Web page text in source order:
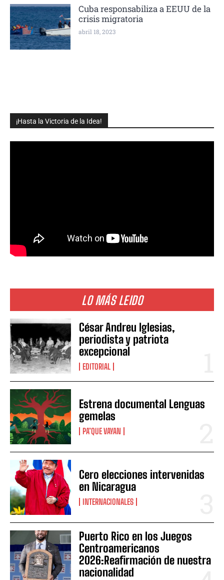
¡Hasta la Victoria de la Idea!
LO MÁS LEIDO
César Andreu Iglesias,
periodista y patriota
excepcional
EDITORIAL
Estrena documental Lenguas
gemelas
PA’QUE VAYAN
Cero elecciones intervenidas
en Nicaragua
INTERNACIONALES
Puerto Rico en los Juegos
Centroamericanos
2026:Reafirmación de nuestra
nacionalidad
Cuba responsabiliza a EEUU de la
crisis migratoria
abril 18, 2023